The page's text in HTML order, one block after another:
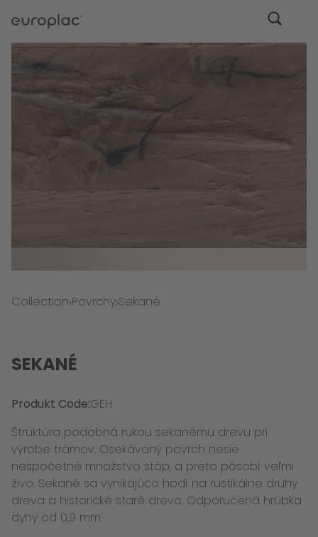
Collection Povrchy Sekané
SEKANÉ
Produkt Code:GEH
Štruktúra podobná rukou sekanému drevu pri
výrobe trámov. Osekávaný povrch nesie
nespočetné množstvo stôp, a preto pôsobí veľmi
živo. Sekané sa vynikajúco hodí na rustikálne druhy
dreva a historické staré drevo. Odporučená hrúbka
dyhy od 0,9 mm.